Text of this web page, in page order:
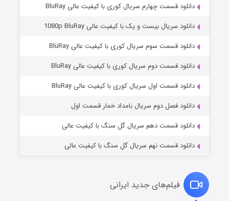
وستی ها
قسمت۱ (زیرنویس) منتشر شد
دانلود قسمت چهارم سریال کوری با کیفیت عالی BluRay
دانلود سریال بیست و یک با کیفیت عالی 1080p BluRay
دانلود قسمت سوم سریال کوری با کیفیت عالی BluRay
دانلود قسمت دوم سریال کوری با کیفیت عالی BluRay
دانلود قسمت اول سریال کوری با کیفیت عالی BluRay
دانلود فصل دوم سریال بامداد خمار قسمت اول
دانلود قسمت دهم سریال گل سنگ با کیفیت عالی
دانلود قسمت نهم سریال گل سنگ با کیفیت عالی
فیلم‌های جدید ایرانی